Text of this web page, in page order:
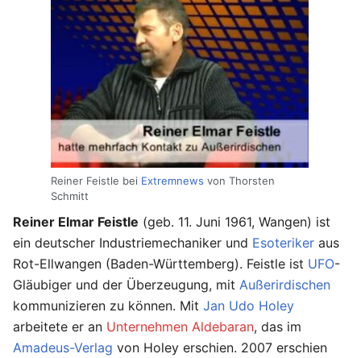
Reiner Feistle bei Extremnews von Thorsten
Schmitt
Reiner Elmar Feistle (geb. 11. Juni 1961, Wangen) ist
ein deutscher Industriemechaniker und Esoteriker aus
Rot-Ellwangen (Baden-Württemberg). Feistle ist UFO-
Gläubiger und der Überzeugung, mit Außerirdischen
kommunizieren zu können. Mit Jan Udo Holey
arbeitete er an Unternehmen Aldebaran, das im
Amadeus-Verlag von Holey erschien. 2007 erschien